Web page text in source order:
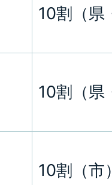
10割（県
10割（県
10割（市